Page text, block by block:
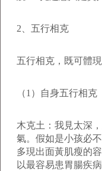
2、五行相克
五行相克，既可體
（1）自身五行相克
木克土：我見太深
氣。假如是小孩必
多現出面黃肌瘦的
以最容易患胃腸疾